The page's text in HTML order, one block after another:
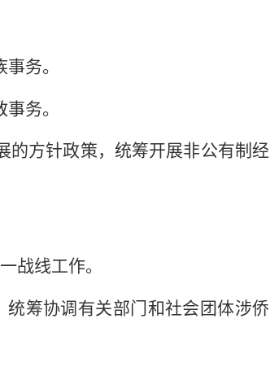
务。
务。
的方针政策，统筹开展非公有制经
战线工作。
筹协调有关部门和社会团体涉侨